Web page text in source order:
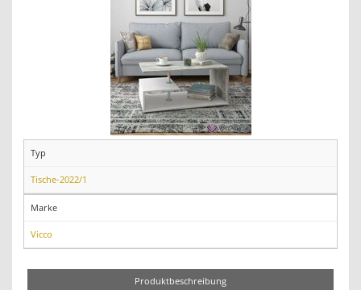
Typ
Tische-2022/1
Marke
Vicco
Produktbeschreibung